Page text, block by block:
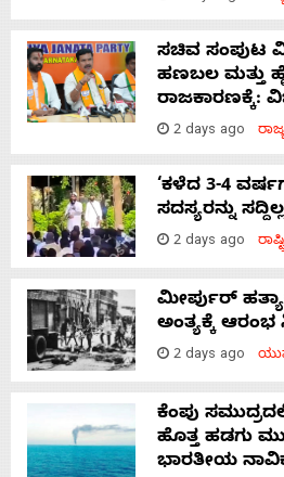
ಸಚಿವ ಸಂಪುಟ
ಹಣಬಲ ಮತ್ತು
ರಾಜಕಾರಣಕ್ಕೆ:
2 days ago
‘ಕಳೆದ 3-4
ಸದಸ್ಯರನ್ನು
2 days ago
ಮೀರ್ಪುರ್
ಅಂತ್ಯಕ್ಕೆ ಆರಂಭ
2 days ago
ಕೆಂಪು
ಹೊತ್ತ ಹಡಗು
ಭಾರತೀಯ